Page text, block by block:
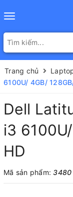
Toggle
Trang chủ
6100U/ 4GB/
Dell
i3
HD
Mã sản phẩm:3480